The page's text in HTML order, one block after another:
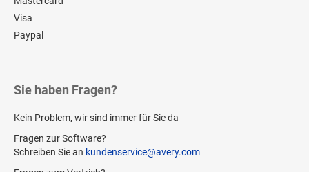
Visa
Paypal
Sie haben Fragen?
Kein Problem, wir sind immer für Sie da
Fragen zur Software?
Schreiben Sie an kundenservice@avery.com